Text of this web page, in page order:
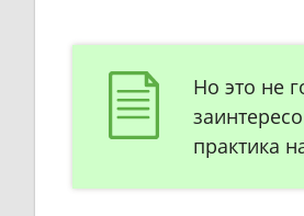
Но это не
практика